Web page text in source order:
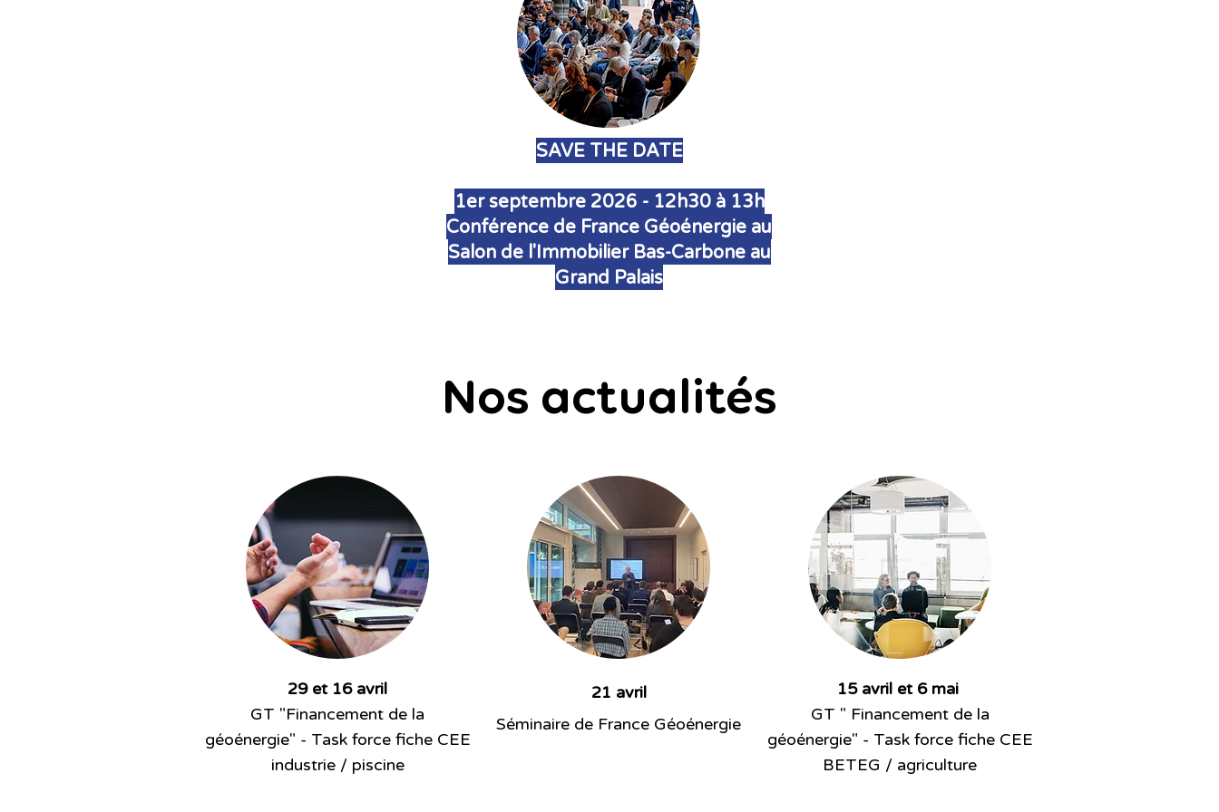
SAVE THE DATE
1er septembre 2026 - 12h30 à 13h
Conférence de France Géoénergie au
Salon de l'Immobilier Bas-Carbone au
Grand Palais
Nos actualités
29 et 16 avril
GT "Financement de la
géoénergie" - Task force fiche CEE
industrie / piscine
21 avril
Séminaire de France Géoénergie
15 avril et 6 mai
GT " Financement de la
géoénergie" - Task force fiche CEE
BETEG / agriculture